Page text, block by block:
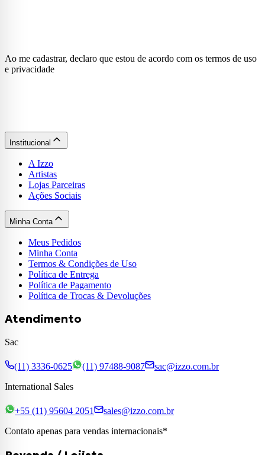
Ao me cadastrar, declaro que estou de acordo com os termos de uso
e privacidade
Institucional
A Izzo
Artistas
Lojas Parceiras
Ações Sociais
Minha Conta
Meus Pedidos
Minha Conta
Termos & Condições de Uso
Política de Entrega
Política de Pagamento
Política de Trocas & Devoluções
Atendimento
Sac
(11) 3336-0625 (11) 97488-9087
sac@izzo.com.br
International Sales
+55 (11) 95604 2051
sales@izzo.com.br
Contato apenas para vendas internacionais*